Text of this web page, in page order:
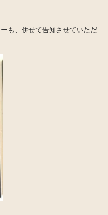
も、併せて告知させていただ